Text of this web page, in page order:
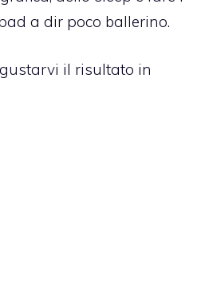
a dir poco ballerino.
il risultato in